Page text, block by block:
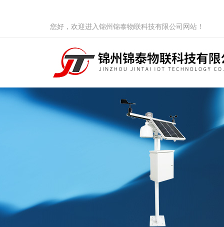
您好，欢迎进入锦州锦泰物联科技有限公司网站！